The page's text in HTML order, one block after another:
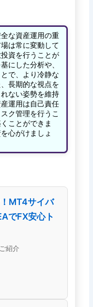
な資産運用の重
は常に変動して
資を行うことが
にした分析や、
で、より冷静な
長期的な視点を
ない姿勢を維持
運用は自己責任
ク管理を行うこ
ことができま
心がけましょ
MT4サイバ
でFX安心ト
紹介